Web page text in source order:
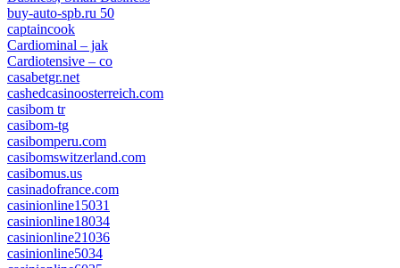
buy-auto-spb.ru 50
captaincook
Cardiominal – jak
Cardiotensive – co
casabetgr.net
cashedcasinoosterreich.com
casibom tr
casibom-tg
casibomperu.com
casibomswitzerland.com
casibomus.us
casinadofrance.com
casinionline15031
casinionline18034
casinionline21036
casinionline5034